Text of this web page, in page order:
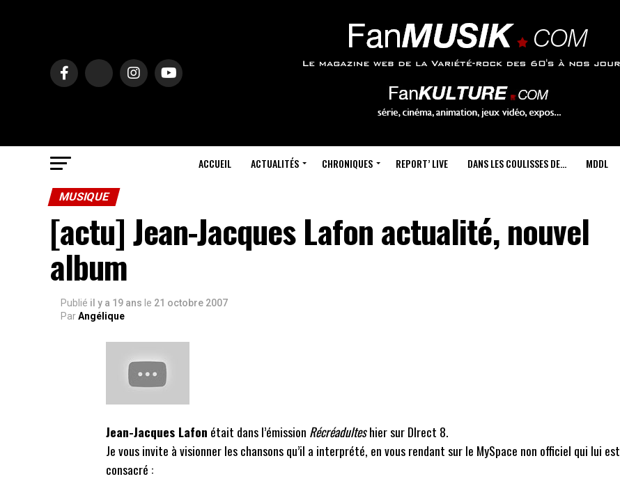
ACCUEIL ACTUALITÉS CHRONIQUES REPORT’ LIVE DANS LES COULISSES DE… MDDL
MUSIQUE
[actu] Jean-Jacques Lafon actualité, nouvel
album
Publié il y a 19 ans le 21 octobre 2007
ParAngélique
Jean-Jacques Lafon était dans l’émission Récréadulteshier sur DIrect 8.
Je vous invite à visionner les chansons qu’il a interprété, en vous rendant sur le MySpace non officiel qui lui est
consacré :